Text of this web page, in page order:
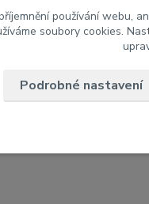
používání webu,
soubory cookies.
Podrobné nastavení